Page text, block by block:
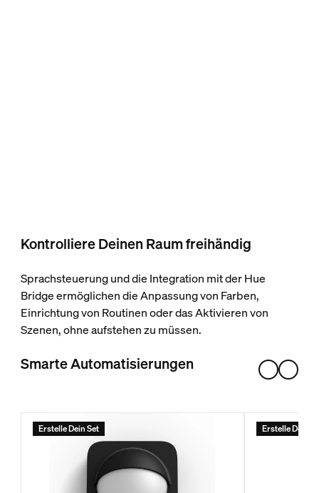
Kontrolliere Deinen Raum freihändig
Sprachsteuerung und die Integration mit der Hue
Bridge ermöglichen die Anpassung von Farben,
Einrichtung von Routinen oder das Aktivieren von
Szenen, ohne aufstehen zu müssen.
Smarte Automatisierungen
Erstelle Dein Set Erstelle Dein